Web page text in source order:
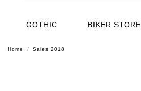
GOTHIC BIKER STORE
Home Sales 2018